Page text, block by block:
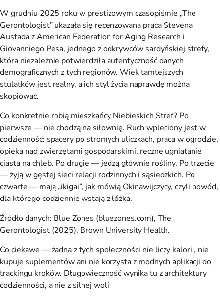
W grudniu 2025 roku w prestiżowym czasopiśmie „The
Gerontologist” ukazała się recenzowana praca Stevena
Austada z American Federation for Aging Research i
Giovanniego Pesa, jednego z odkrywców sardyńskiej strefy,
która niezależnie potwierdziła autentyczność danych
demograficznych z tych regionów. Wiek tamtejszych
stulatków jest realny, a ich styl życia naprawdę można
skopiować.
Co konkretnie robią mieszkańcy Niebieskich Stref? Po
pierwsze — nie chodzą na siłownię. Ruch wpleciony jest w
codzienność: spacery po stromych uliczkach, praca w ogrodzie,
opieka nad zwierzętami gospodarskimi, ręczne ugniatanie
ciasta na chleb. Po drugie — jedzą głównie rośliny. Po trzecie
— żyją w gęstej sieci relacji rodzinnych i sąsiedzkich. Po
czwarte — mają „ikigai”, jak mówią Okinawijczycy, czyli powód,
dla którego codziennie wstają z łóżka.
Źródło danych: Blue Zones (bluezones.com), The
Gerontologist (2025), Brown University Health.
Co ciekawe — żadna z tych społeczności nie liczy kalorii, nie
kupuje suplementów ani nie korzysta z modnych aplikacji do
trackingu kroków. Długowieczność wynika tu z architektury
codzienności, a nie z silnej woli.